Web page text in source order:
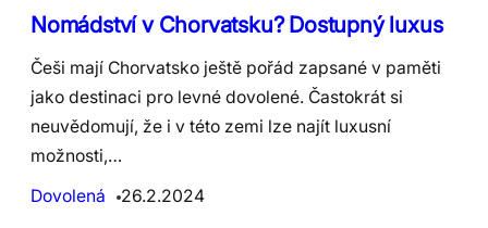
Nomádství v Chorvatsku? Dostupný luxus
Češi mají Chorvatsko ještě pořád zapsané v paměti
jako destinaci pro levné dovolené. Častokrát si
neuvědomují, že i v této zemi lze najít luxusní
možnosti,…
Dovolená
26.2.2024